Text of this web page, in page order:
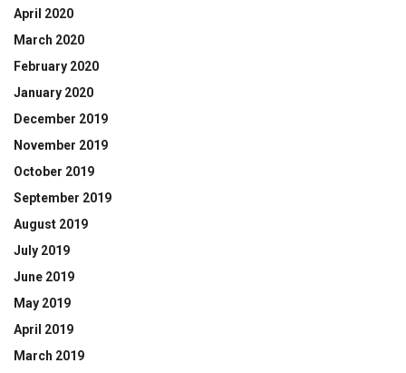
April 2020
March 2020
February 2020
January 2020
December 2019
November 2019
October 2019
September 2019
August 2019
July 2019
June 2019
May 2019
April 2019
March 2019